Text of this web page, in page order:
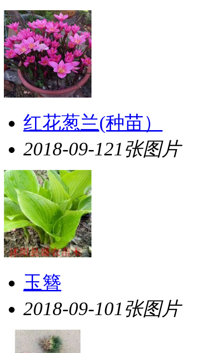
红花葱兰(种苗）
2018-09-121张图片
玉簪
2018-09-101张图片